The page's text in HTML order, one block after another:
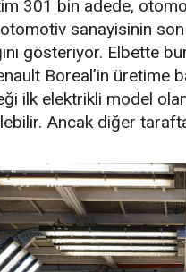
301 bin adede,
sanayisinin
gösteriyor. Elbette
Boreal’in üretime
ilk elektrikli model
Ancak diğer